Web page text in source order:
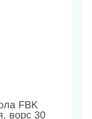
FBK
ворс 30